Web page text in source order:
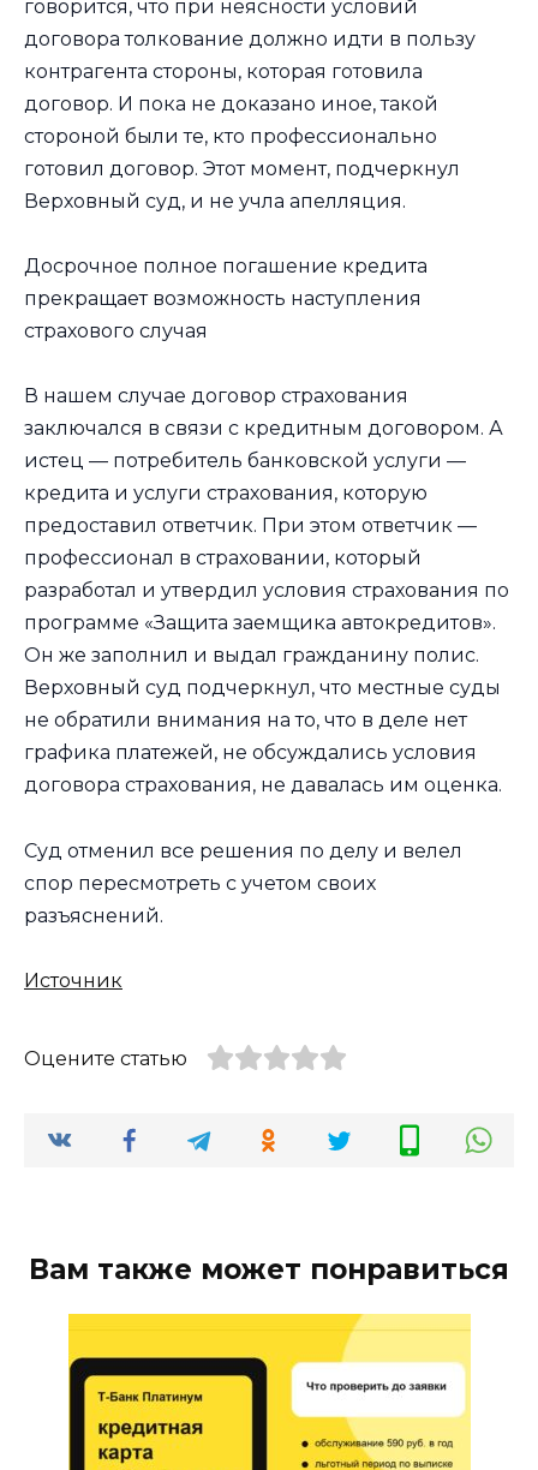
говорится, что при неясности условий
договора толкование должно идти в пользу
контрагента стороны, которая готовила
договор. И пока не доказано иное, такой
стороной были те, кто профессионально
готовил договор. Этот момент, подчеркнул
Верховный суд, и не учла апелляция.
Досрочное полное погашение кредита
прекращает возможность наступления
страхового случая
В нашем случае договор страхования
заключался в связи с кредитным договором. А
истец — потребитель банковской услуги —
кредита и услуги страхования, которую
предоставил ответчик. При этом ответчик —
профессионал в страховании, который
разработал и утвердил условия страхования по
программе «Защита заемщика автокредитов».
Он же заполнил и выдал гражданину полис.
Верховный суд подчеркнул, что местные суды
не обратили внимания на то, что в деле нет
графика платежей, не обсуждались условия
договора страхования, не давалась им оценка.
Суд отменил все решения по делу и велел
спор пересмотреть с учетом своих
разъяснений.
Источник
Оцените статью
Вам также может понравиться